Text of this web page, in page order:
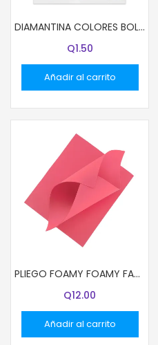
DIAMANTINA COLORES BOLSITAS 2.7G COL VERDE
Q1.50
Añadir al carrito
PLIEGO FOAMY FOAMY FAST 24X36″ ROSADO
Q12.00
Añadir al carrito